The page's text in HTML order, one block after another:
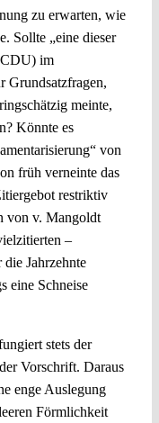
zu erwarten, wie
Sollte „eine dieser
im
Grundsatzfragen,
meinte,
Könnte es
von
früh verneinte das
restriktiv
von v. Mangoldt
–
Jahrzehnte
eine Schneise
stets der
Vorschrift. Daraus
enge Auslegung
Förmlichkeit